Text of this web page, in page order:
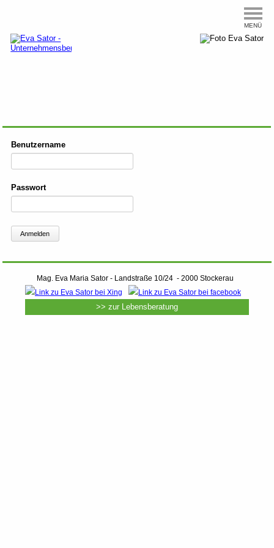
MENÜ
Benutzername
Passwort
Anmelden
Mag. Eva Maria Sator - Landstraße 10/24 - 2000 Stockerau
>> zur Lebensberatung